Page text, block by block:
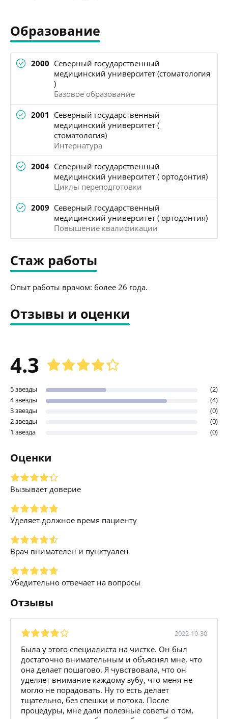
Образование
2000 Северный государственный
медицинский университет (стоматология
)
Базовое образование
2001 Северный государственный
медицинский университет (
стоматология)
Интернатура
2004 Северный государственный
медицинский университет ( ортодонтия)
Циклы переподготовки
2009 Северный государственный
медицинский университет ( ортодонтия)
Повышение квалификации
Стаж работы
Опыт работы врачом: более 26 года.
Отзывы и оценки
4.3
5 звезды
(2)
4 звезды
(4)
3 звезды
(0)
2 звезды
(0)
1 звезда
(0)
Оценки
Вызывает доверие
Уделяет должное время пациенту
Врач внимателен и пунктуален
Убедительно отвечает на вопросы
Отзывы
2022-10-30
Была у этого специалиста на чистке. Он был
достаточно внимательным и объяснял мне, что
она делает пошагово. Я чувствовала, что он
уделяет внимание каждому зубу, что меня не
могло не порадовать. Ну то есть делает
тщательно, без спешки и потока. После
процедуры, мне дали полезные советы о том,